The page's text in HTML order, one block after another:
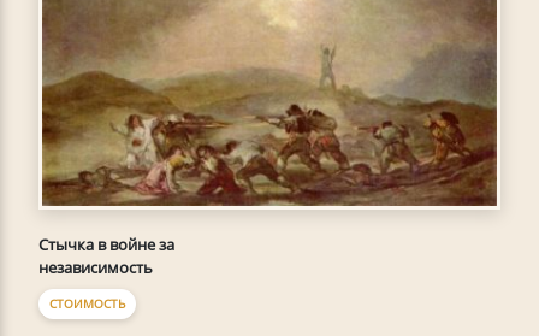
Стычка в войне за
независимость
СТОИМОСТЬ